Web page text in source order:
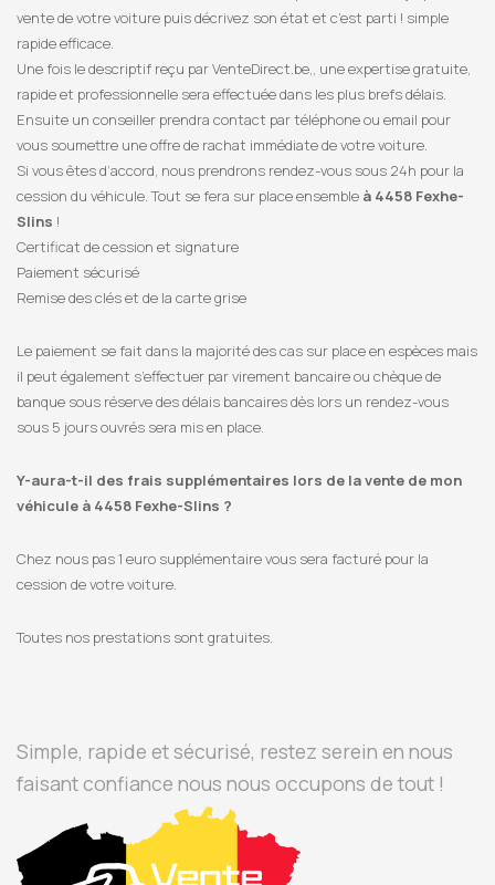
vente de votre voiture puis décrivez son état et c’est parti ! simple
rapide efficace.
Une fois le descriptif reçu par VenteDirect.be,, une expertise gratuite,
rapide et professionnelle sera effectuée dans les plus brefs délais.
Ensuite un conseiller prendra contact par téléphone ou email pour
vous soumettre une offre de rachat immédiate de votre voiture.
Si vous êtes d’accord, nous prendrons rendez-vous sous 24h pour la
cession du véhicule. Tout se fera sur place ensemble à 4458 Fexhe-
Slins !
Certificat de cession et signature
Paiement sécurisé
Remise des clés et de la carte grise
Le paiement se fait dans la majorité des cas sur place en espèces mais
il peut également s’effectuer par virement bancaire ou chèque de
banque sous réserve des délais bancaires dès lors un rendez-vous
sous 5 jours ouvrés sera mis en place.
Y-aura-t-il des frais supplémentaires lors de la vente de mon
véhicule à 4458 Fexhe-Slins ?
Chez nous pas 1 euro supplémentaire vous sera facturé pour la
cession de votre voiture.
Toutes nos prestations sont gratuites.
Simple, rapide et sécurisé, restez serein en nous
faisant confiance nous nous occupons de tout !